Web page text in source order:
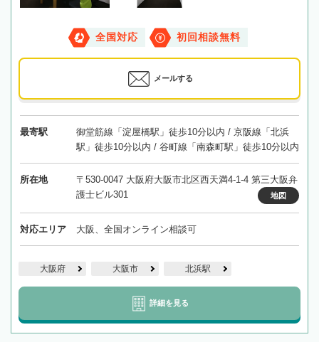
全国対応 初回相談無料
メールする
最寄駅
御堂筋線「淀屋橋駅」徒歩10分以内 / 京阪線「北浜
駅」徒歩10分以内 / 谷町線「南森町駅」徒歩10分以内
所在地
〒530-0047 大阪府大阪市北区西天満4-1-4 第三大阪弁
護士ビル301
地図
対応エリア 大阪、全国オンライン相談可
大阪府 大阪市 北浜駅
詳細を見る